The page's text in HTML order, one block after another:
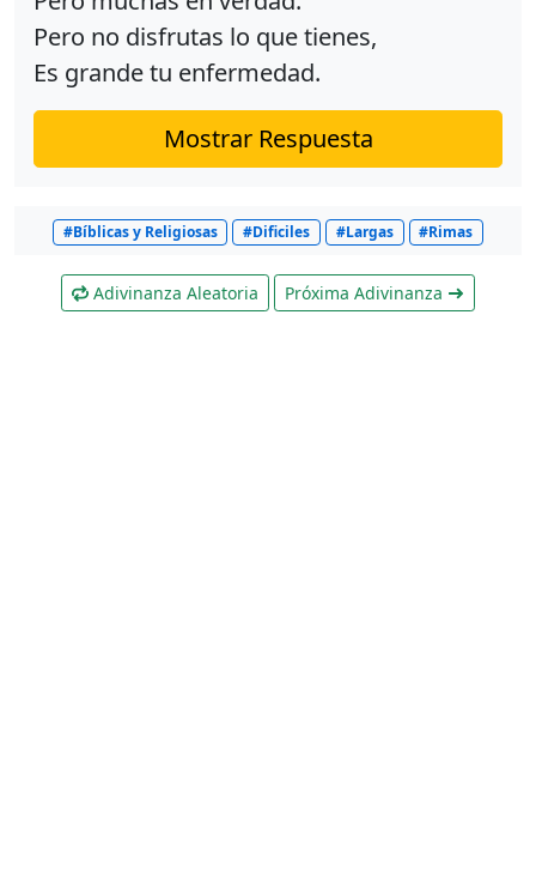
Pero no disfrutas lo que tienes,
Es grande tu enfermedad.
Mostrar Respuesta
#Bíblicas y Religiosas #Dificiles #Largas #Rimas
Adivinanza Aleatoria Próxima Adivinanza